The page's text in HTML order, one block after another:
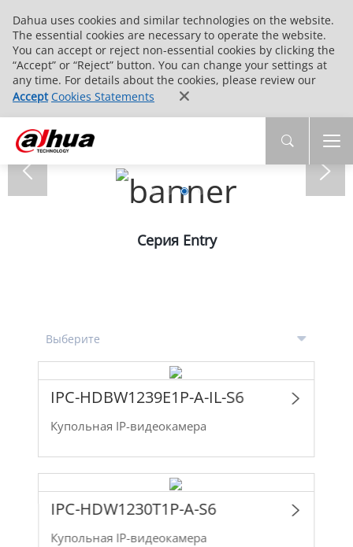
Dahua uses cookies and similar technologies on the website.
The essential cookies are necessary to operate the website.
You can accept or reject non-essential cookies by clicking the
“Accept” or “Reject” button. You can change your settings at
any time. For details about the cookies, please review our
Accept Cookies Statements
Серия Entry
IPC-HDBW1239E1P-A-IL-S6
Купольная IP-видеокамера
IPC-HDW1230T1P-A-S6
Купольная IP-видеокамера